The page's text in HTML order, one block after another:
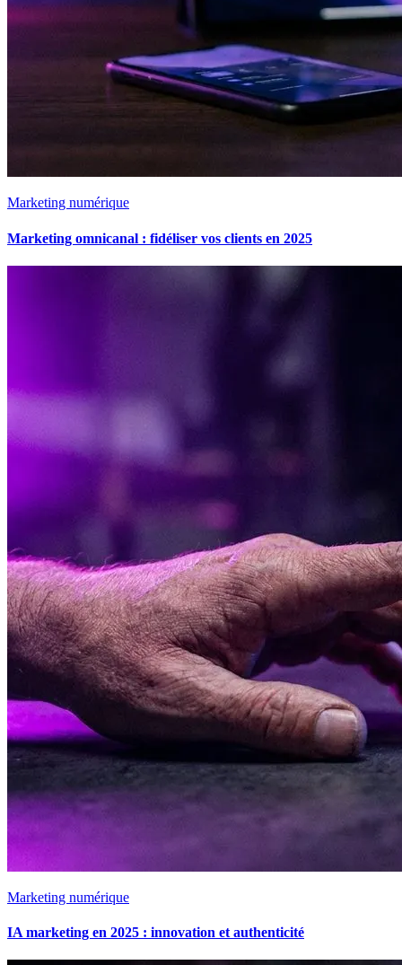
Marketing numérique
Marketing omnicanal : fidéliser vos clients en 2025
Marketing numérique
IA marketing en 2025 : innovation et authenticité